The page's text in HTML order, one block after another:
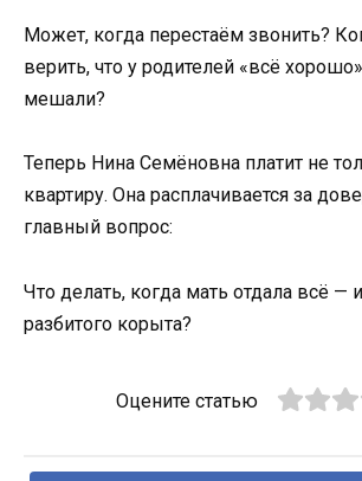
Может, когда перестаём звонить?
верить, что у родителей «всё
мешали?
Теперь Нина Семёновна платит не
квартиру. Она расплачивается за
главный вопрос:
Что делать, когда мать отдала всё —
разбитого корыта?
Оцените статью